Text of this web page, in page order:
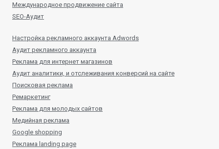
Международное продвижение сайта
SEO-Аудит
Настройка рекламного аккаунта Adwords
Аудит рекламного аккаунта
Реклама для интернет магазинов
Аудит аналитики, и отслеживания конверсий на сайте
Поисковая реклама
Ремаркетинг
Реклама для молодых сайтов
Медийная реклама
Google shopping
Реклама landing page